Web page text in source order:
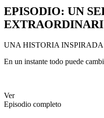
EPISODIO: UN
UNA HISTORIA
En un instante todo puede
Ver
Episodio completo